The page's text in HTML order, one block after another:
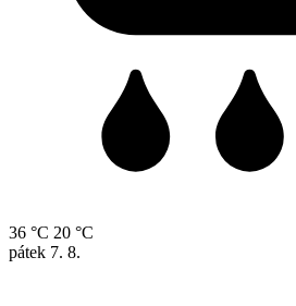
36 °C 20 °C
pátek 7. 8.